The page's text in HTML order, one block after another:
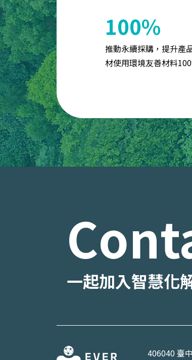
100%
推動永續採購，提升產
材使用環境友善材料
一起加入智慧化
406040 臺